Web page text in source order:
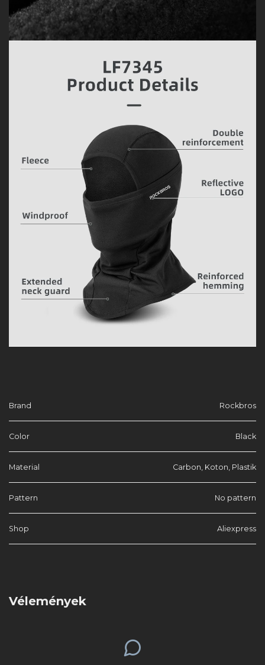
Brand Rockbros
Color Black
Material Carbon, Koton, Plastik
Pattern No pattern
Shop Aliexpress
Vélemények